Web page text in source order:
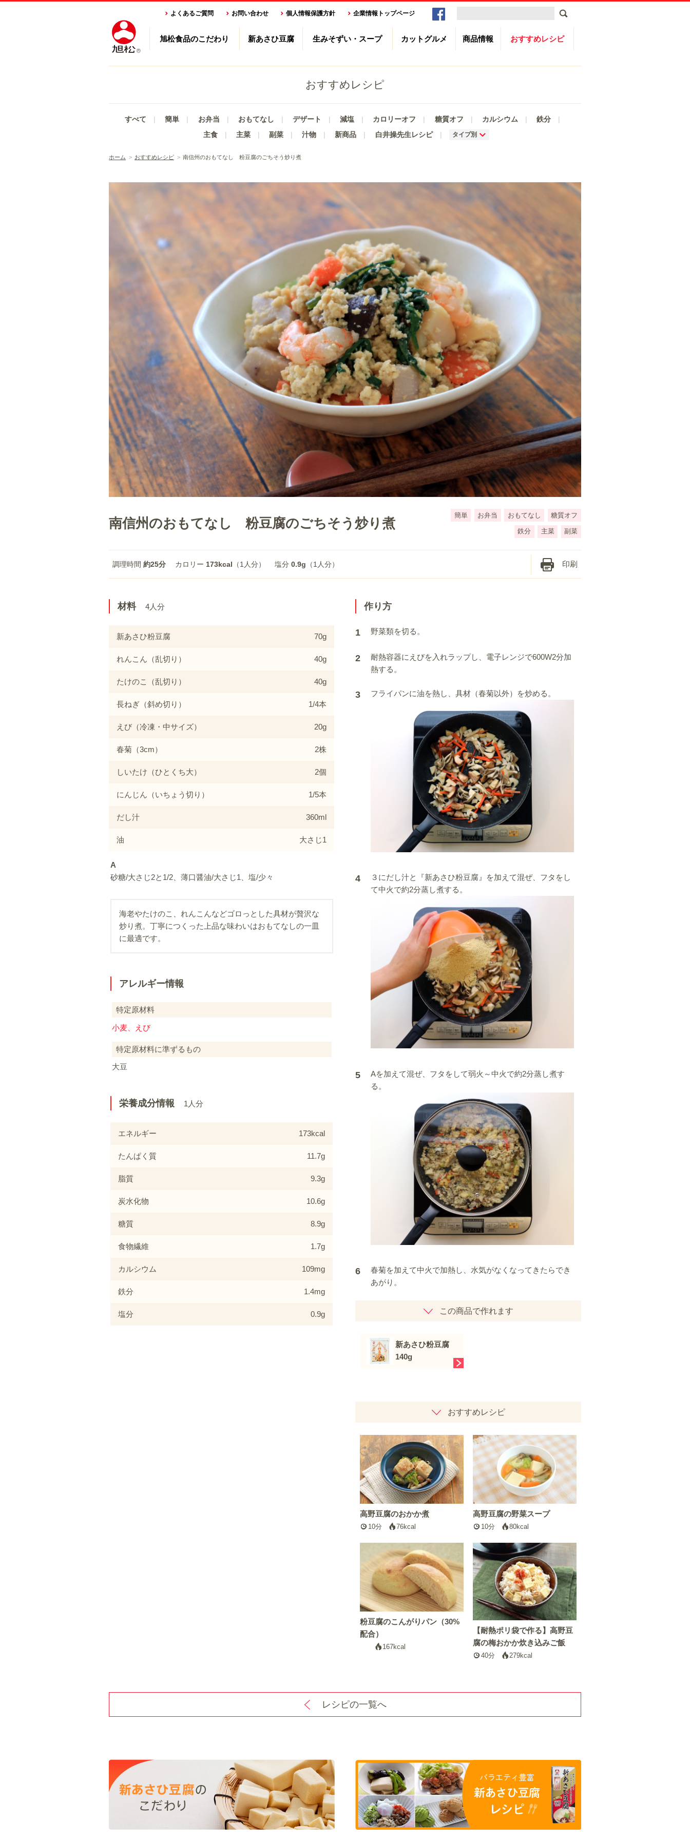
旭松食品のこだわり 新あさひ豆腐 生みそずい・スープ カットグルメ 商品情報 おすすめレシピ
よくあるご質問 お問い合わせ 個人情報保護方針 企業情報トップページ
おすすめレシピ
すべて 簡単 お弁当 おもてなし デザート 減塩 カロリーオフ 糖質オフ カルシウム
鉄分
主食
主菜 副菜 汁物 新商品 白井操先生レシピ タイプ別
ホーム おすすめレシピ 南信州のおもてなし 粉豆腐のごちそう炒り煮
南信州のおもてなし 粉豆腐のごちそう炒り煮
簡単 お弁当 おもてなし 糖質オフ
鉄分 主菜 副菜
調理時間約25分 カロリー173kcal （1人分） 塩分0.9g （1人分） 印刷
材料 4人分
新あさひ粉豆腐 70g
れんこん（乱切り） 40g
たけのこ（乱切り） 40g
長ねぎ（斜め切り） 1/4本
えび（冷凍・中サイズ） 20g
春菊（3cm） 2株
しいたけ（ひとくち大） 2個
にんじん（いちょう切り） 1/5本
だし汁 360ml
油 大さじ1
A
砂糖/大さじ2と1/2、薄口醤油/大さじ1、塩/少々
海老やたけのこ、れんこんなどゴロっとした具材が贅沢な
炒り煮。丁寧につくった上品な味わいはおもてなしの一皿
に最適です。
アレルギー情報
特定原材料
小麦、えび
特定原材料に準ずるもの
大豆
栄養成分情報 1人分
エネルギー 173kcal
たんぱく質 11.7g
脂質 9.3g
炭水化物 10.6g
糖質 8.9g
食物繊維 1.7g
カルシウム 109mg
鉄分 1.4mg
塩分 0.9g
作り方
1 野菜類を切る。
2
耐熱容器にえびを入れラップし、電子レンジで600W2分加
熱する。
3 フライパンに油を熱し、具材（春菊以外）を炒める。
4
３にだし汁と『新あさひ粉豆腐』を加えて混ぜ、フタをし
て中火で約2分蒸し煮する。
5
Aを加えて混ぜ、フタをして弱火～中火で約2分蒸し煮す
る。
6
春菊を加えて中火で加熱し、水気がなくなってきたらでき
あがり。
この商品で作れます
新あさひ粉豆腐
140g
おすすめレシピ
高野豆腐のおかか煮
10分 76kcal
高野豆腐の野菜スープ
10分 80kcal
粉豆腐のこんがりパン（30%
配合）
167kcal
【耐熱ポリ袋で作る】高野豆
腐の梅おかか炊き込みご飯
40分 279kcal
レシピの一覧へ